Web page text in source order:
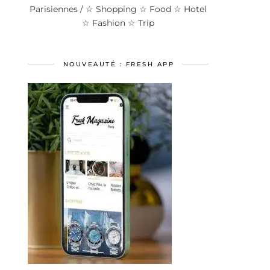
Parisiennes / ☆ Shopping ☆ Food ☆ Hotel
☆ Fashion ☆ Trip
NOUVEAUTÉ : FRESH APP